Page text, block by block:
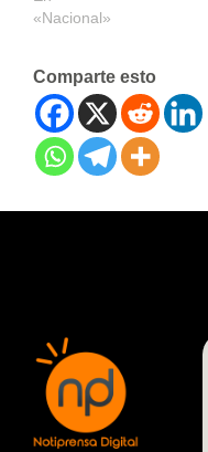
«Nacional»
Comparte esto